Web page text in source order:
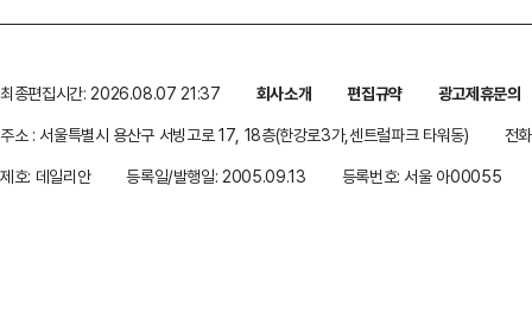
최종편집시간: 2026.08.07 21:37 회사소개 편집규약
광고제휴문의
주소 : 서울특별시 용산구 서빙고로 17, 18층(한강로3가,센트럴파크 타워동)
전
제호: 데일리안
등록일/발행일: 2005.09.13 등록번호: 서울 아00055